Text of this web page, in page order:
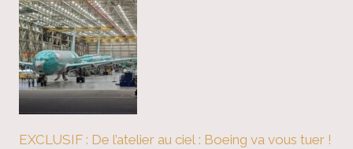
EXCLUSIF : De l’atelier au ciel : Boeing va vous tuer !